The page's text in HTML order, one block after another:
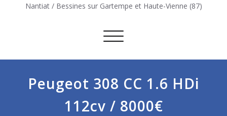
Nantiat / Bessines sur Gartempe et Haute-Vienne (87)
Afficher/masquer la navigation
Peugeot 308 CC 1.6 HDi
112cv / 8000€